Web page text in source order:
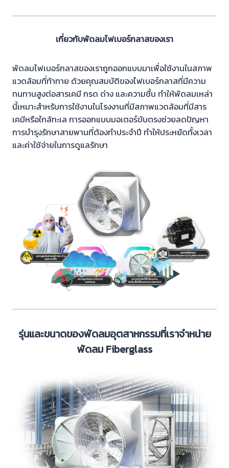
เกี่ยวกับพัดลมไฟเบอร์กลาสของเรา
พัดลมไฟเบอร์กลาสของเราถูกออกแบบมาเพื่อใช้งานในสภาพ
แวดล้อมที่ท้าทาย ด้วยคุณสมบัติของไฟเบอร์กลาสที่มีความ
ทนทานสูงต่อสารเคมี กรด ด่าง และความชื้น ทำให้พัดลมเหล่า
นี้เหมาะสำหรับการใช้งานในโรงงานที่มีสภาพแวดล้อมที่มีสาร
เคมีหรือใกล้ทะเล การออกแบบมอเตอร์ขับตรงช่วยลดปัญหา
การบำรุงรักษาสายพานที่ต้องทำประจำปี ทำให้ประหยัดทั้งเวลา
และค่าใช้จ่ายในการดูแลรักษา
รุ่นและขนาดของพัดลมอุตสาหกรรมที่เราจำหน่าย
พัดลม Fiberglass